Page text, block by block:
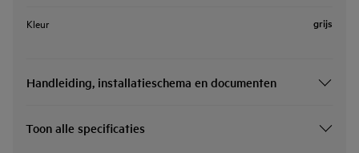
Kleur grijs
Handleiding, installatieschema en documenten
Toon alle specificaties